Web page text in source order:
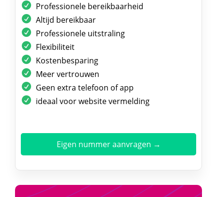
Professionele bereikbaarheid
Altijd bereikbaar
Professionele uitstraling
Flexibiliteit
Kostenbesparing
Meer vertrouwen
Geen extra telefoon of app
ideaal voor website vermelding
Eigen nummer aanvragen →